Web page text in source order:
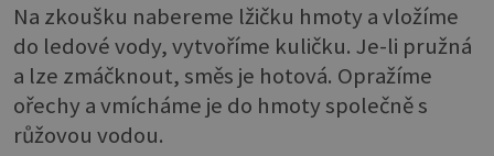
Na zkoušku nabereme lžičku hmoty a vložíme
do ledové vody, vytvoříme kuličku. Je-li pružná
a lze zmáčknout, směs je hotová. Opražíme
ořechy a vmícháme je do hmoty společně s
růžovou vodou.